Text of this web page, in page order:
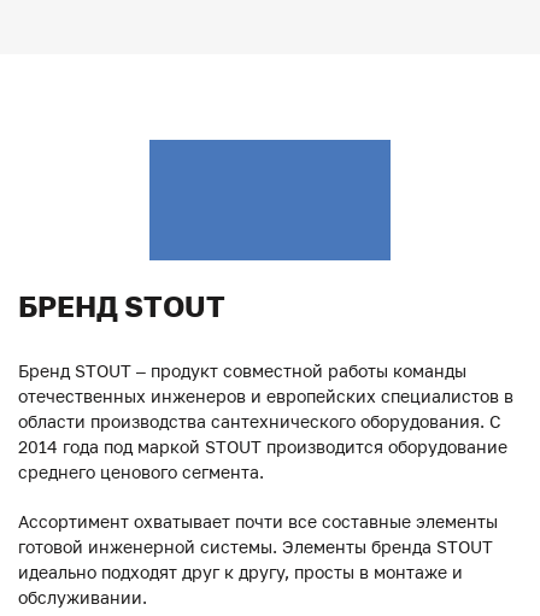
БРЕНД STOUT
Бренд STOUT – продукт совместной работы команды
отечественных инженеров и европейских специалистов в
области производства сантехнического оборудования. С
2014 года под маркой STOUT производится оборудование
среднего ценового сегмента.
Ассортимент охватывает почти все составные элементы
готовой инженерной системы. Элементы бренда STOUT
идеально подходят друг к другу, просты в монтаже и
обслуживании.